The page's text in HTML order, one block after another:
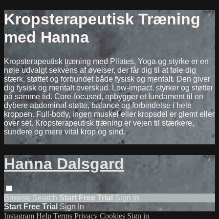
Kropsterapeutisk Træning
med Hanna
Kropsterapeutisk træning med Pilates, Yoga og styrke er en
nøje udvalgt sekvens af øvelser, der får dig til at føle dig
stærk, støttet og forbundet både fysisk og mentalt. Den giver
dig fysisk og mentalt overskud. Low-impact, styrker og støtter
på samme tid. Core-focused, opbygger et fundament til en
dybere abdominal støtte, balance og forbindelse i hele
kroppen. Full-body, ingen muskel eller kropsdel er glemt eller
over set. Kropsterapeutisk træning er vejen til stærkere,
sundere og mere vital krop og sind.
Hanna Dalsgard
Browse Search Start Free Trial Sign in
Start Free Trial Sign In
Instagram Help Terms Privacy Cookies Sign in